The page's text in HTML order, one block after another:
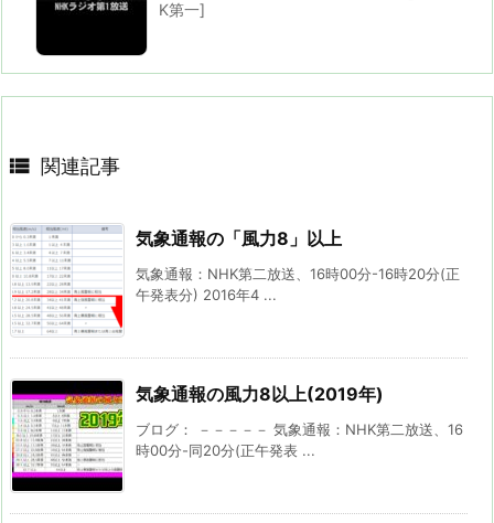
K第一]
 関連記事
気象通報の「風力8」以上
気象通報：NHK第二放送、16時00分-16時20分(正
午発表分) 2016年4 ...
気象通報の風力8以上(2019年)
ブログ： －－－－－ 気象通報：NHK第二放送、16
時00分-同20分(正午発表 ...